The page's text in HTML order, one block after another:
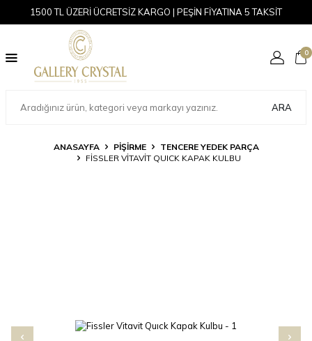
1500 TL ÜZERİ ÜCRETSİZ KARGO | PEŞİN FİYATINA 5 TAKSİT
ARA
0
ANASAYFA PİŞİRME
TENCERE YEDEK PARÇA
FISSLER VITAVIT QUICK KAPAK KULBU